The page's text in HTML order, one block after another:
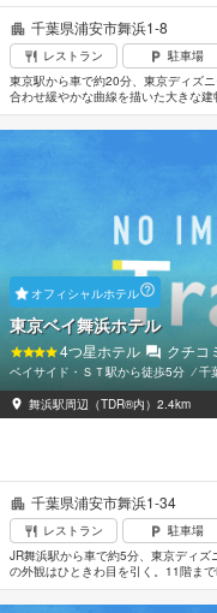
千葉県浦安市舞浜1-8
レストラン 駐車場
東京駅から車で約20分、東京ディズ
合わせ緩やかな曲線を描いた大きな
りや遊び心を感じるデザイン。特に
ッピーマジックルームで、1歩足を踏
千葉県浦安市舞浜1-34
レストラン
駐車場
JR舞浜駅から車で約5分、東京ディ
の外観はひときわ目を引く。11階ま
がふりそそぎ開放感のある空間を演
アクセントにしたスタンダードやア
オフィシャルホテル
東京ベイ舞浜ホテル
4つ星ホテル クチコ
ベイサイド・ＳＴ駅から徒歩5分 ⁄千
舞浜駅周辺（TDR®内）2.4km